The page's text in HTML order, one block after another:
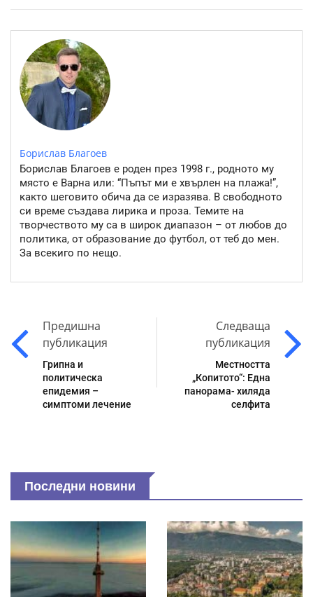
Борислав Благоев
Борислав Благоев е роден през 1998 г., родното му
място е Варна или: “Пъпът ми е хвърлен на плажа!”,
както шеговито обича да се изразява. В свободното
си време създава лирика и проза. Темите на
творчеството му са в широк диапазон – от любов до
политика, от образование до футбол, от теб до мен.
За всекиго по нещо.
Предишна
публикация
Грипна и
политическа
епидемия –
симптоми лечение
Следваща
публикация
Местността
„Копитото“: Една
панорама- хиляда
селфита
Последни новини